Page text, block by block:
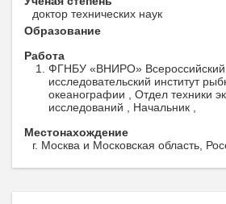
доктор технических наук
Образование
Работа
ФГНБУ «ВНИРО» Всероссийский
исследовательский институт
океанографии , Отдел техники
исследований , Начальник ,
Местонахождение
г. Москва и Московская область,